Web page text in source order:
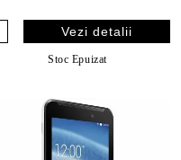
Vezi detalii
Stoc Epuizat